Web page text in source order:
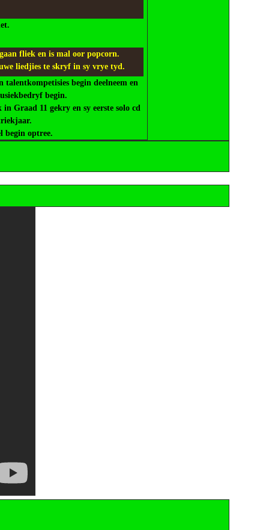
fliek en is mal oor popcorn.
liedjies te skryf in sy vrye tyd.
talentkompetisies begin deelneem en
begin.
Graad 11 gekry en sy eerste solo cd
begin optree.